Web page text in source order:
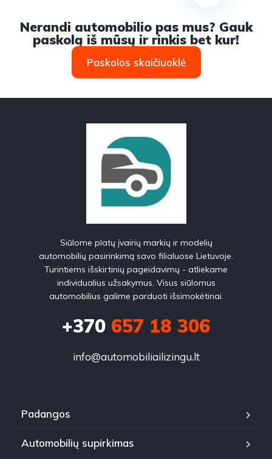
Nerandi automobilio pas mus? Gauk
paskolą iš mūsų ir rinkis bet kur!
Paskolos skaičiuoklė
Siūlome platų įvairių markių ir modelių
automobilių pasirinkimą savo filialuose Lietuvoje.
Turintiems išskirtinių pageidavimų - atliekame
individualius užsakymus. Visus siūlomus
automobilius galime parduoti išsimokėtinai.
+370 657 18 306
info@automobiliailizingu.lt
Padangos
Automobilių supirkimas